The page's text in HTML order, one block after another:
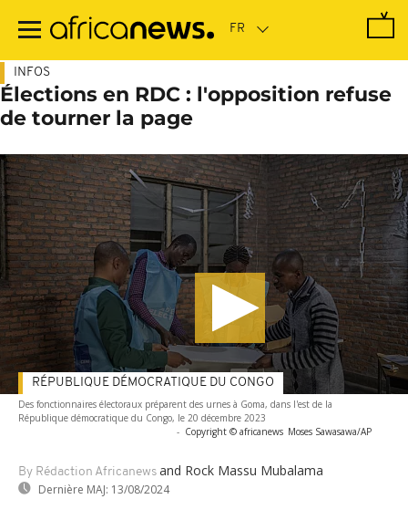
contenu
INFOS
Élections en RDC : l'opposition refuse
de tourner la page
Des fonctionnaires électoraux préparent des urnes à Goma, dans l'est de la
République démocratique du Congo, le 20 décembre 2023
- Copyright © africanews Moses Sawasawa/AP
By Rédaction Africanews and Rock Massu Mubalama
Dernière MAJ: 13/08/2024
RÉPUBLIQUE DÉMOCRATIQUE DU CONGO